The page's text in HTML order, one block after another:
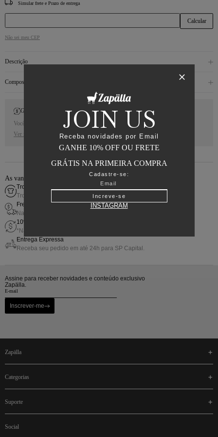
CEP
Não sei meu CEP
Descrição
Composição
Gift Back
Você receberá 10% de Cash Back para a sua próxima compra.
Ver regras
As vantagens de comprar online
Troca fácil
Troca simples e rápida
Frete grátis
Nas compras acima de R$800,00
10% de Gift Back em sua próxima compra
*Não cumulativo com outras promoções.
Entrega Expressa
Receba seu pedido em até 24h para SP Capital.
Assine para receber novidades e conteúdo exclusivo
Zapälla.
Inscrever-me
zapälla
categorias
suporte
social
JOIN US
Receba novidades por Email
GANHE 10% OFF OU FRETE
GRÁTIS NA PRIMEIRA COMPRA
Cadastre-se:
Increve-se
INSTAGRAM